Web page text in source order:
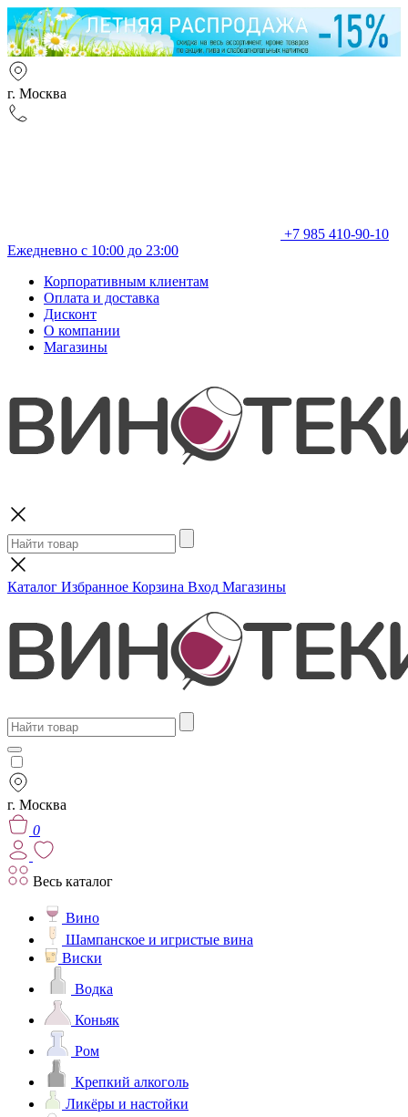
г. Москва
+7 985 410-90-10
Ежедневно с 10:00 до 23:00
Корпоративным клиентам
Оплата и доставка
Дисконт
О компании
Магазины
Каталог Избранное Корзина Вход Магазины
г. Москва
0
Весь каталог
Вино
Шампанское и игристые вина
Виски
Водка
Коньяк
Ром
Крепкий алкоголь
Ликёры и настойки